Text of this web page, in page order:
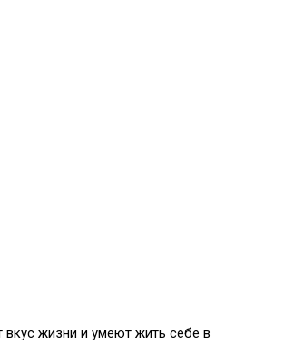
вкус жизни и умеют жить себе в